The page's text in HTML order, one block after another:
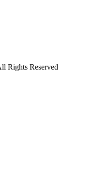
Rights Reserved